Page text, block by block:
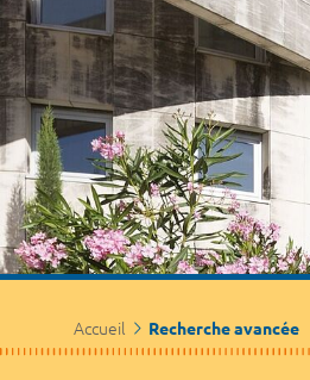
Accueil Recherche avancée